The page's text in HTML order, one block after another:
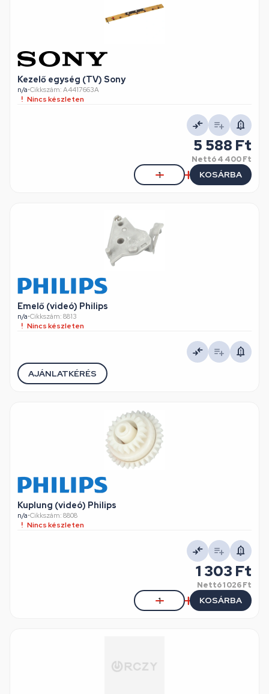
Kezelő egység (TV) Sony
n/a•Cikkszám: A4417663A
Nincs készleten
5 588 Ft
Nettó4 400 Ft
KOSÁRBA
Emelő (videó) Philips
n/a•Cikkszám: 8813
Nincs készleten
AJÁNLATKÉRÉS
Kuplung (videó) Philips
n/a•Cikkszám: 8808
Nincs készleten
1 303 Ft
Nettó1 026 Ft
KOSÁRBA